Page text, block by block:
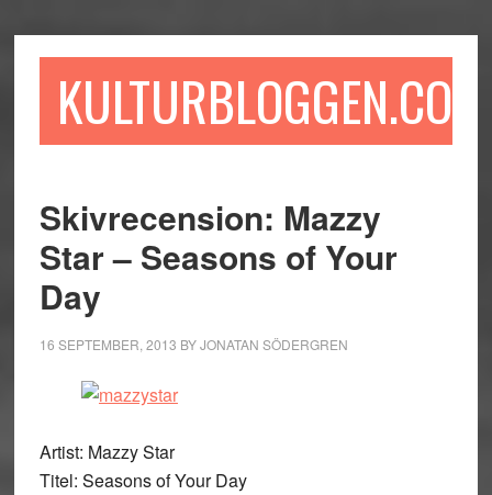
till
till
sidofältet
till
KULTURBLOGGEN.COM
Skivrecension: Mazzy
Star – Seasons of Your
Day
16 SEPTEMBER, 2013 BYJONATAN SÖDERGREN
Artist: Mazzy Star
Titel: Seasons of Your Day